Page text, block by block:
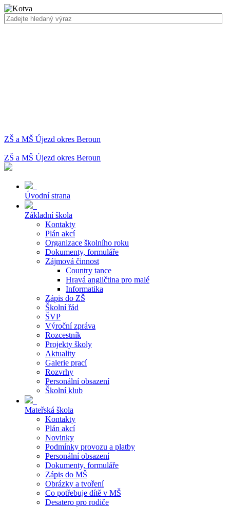
ZŠ a MŠ Újezd okres Beroun
ZŠ a MŠ Újezd okres Beroun
Úvodní strana
Základní škola
Kontakty
Plán akcí
Organizace školního roku
Dokumenty, formuláře
Zájmová činnost
Country tance
Hravá angličtina pro malé
Informatika
Zápis do ZŠ
Školní řád
ŠVP
Výroční zpráva
Rozcestník
Projekty školy
Aktuality
Galerie prací
Rozvrhy
Personální obsazení
Školní klub
Mateřská škola
Kontakty
Plán akcí
Novinky
Podmínky provozu a platby
Personální obsazení
Dokumenty, formuláře
Zápis do MŠ
Obrázky a tvoření
Co potřebuje dítě v MŠ
Desatero pro rodiče